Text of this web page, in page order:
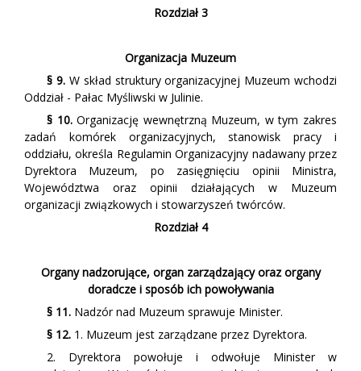
Rozdział 3
Organizacja Muzeum
§ 9. W skład struktury organizacyjnej Muzeum wchodzi
Oddział - Pałac Myśliwski w Julinie.
§ 10.Organizację wewnętrzną Muzeum, w tym zakres
zadań komórek organizacyjnych, stanowisk pracy i
oddziału, określa Regulamin Organizacyjny nadawany przez
Dyrektora Muzeum, po zasięgnięciu opinii Ministra,
Województwa oraz opinii działających w Muzeum
organizacji związkowych i stowarzyszeń twórców.
Rozdział 4
Organy nadzorujące, organ zarządzający oraz organy
doradcze i sposób ich powoływania
§ 11. Nadzór nad Muzeum sprawuje Minister.
§ 12. 1. Muzeum jest zarządzane przez Dyrektora.
2. Dyrektora powołuje i odwołuje Minister w